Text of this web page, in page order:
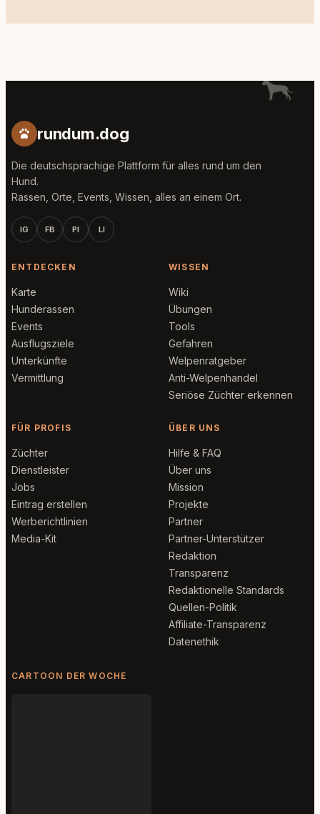
rundum.dog
Die deutschsprachige Plattform für alles rund um den
Hund.
Rassen, Orte, Events, Wissen, alles an einem Ort.
IG FB PI LI
ENTDECKEN
Karte
Hunderassen
Events
Ausflugsziele
Unterkünfte
Vermittlung
WISSEN
Wiki
Übungen
Tools
Gefahren
Welpenratgeber
Anti-Welpenhandel
Seriöse Züchter erkennen
FÜR PROFIS
Züchter
Dienstleister
Jobs
Eintrag erstellen
Werberichtlinien
Media-Kit
ÜBER UNS
Hilfe & FAQ
Über uns
Mission
Projekte
Partner
Partner-Unterstützer
Redaktion
Transparenz
Redaktionelle Standards
Quellen-Politik
Affiliate-Transparenz
Datenethik
CARTOON DER WOCHE